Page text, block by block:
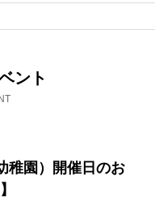
ント
稚園）開催日のお